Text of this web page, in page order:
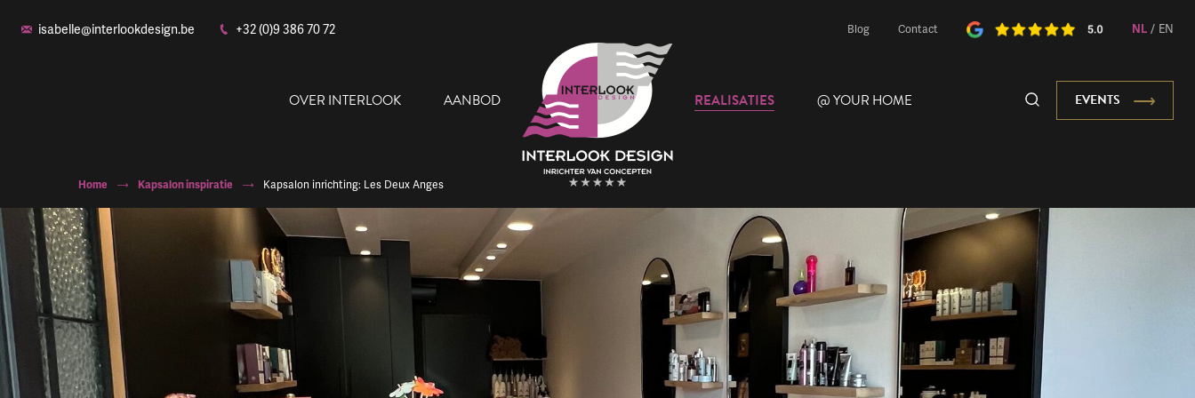
OVER INTERLOOK
Ons Team Onze Mascotte
AANBOD REALISATIES @ YOUR HOME EVENTS
isabelle@interlookdesign.be +32 (0)9 386 70 72 Blog Contact NL / EN
Home Kapsalon inspiratie Kapsalon inrichting: Les Deux Anges